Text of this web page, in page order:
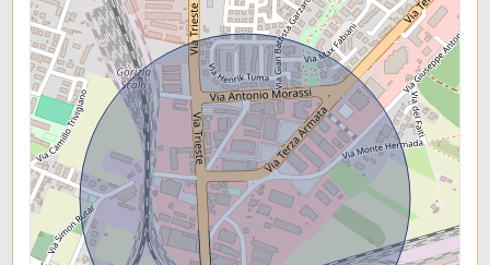
Stato attuale: Libero al rogito